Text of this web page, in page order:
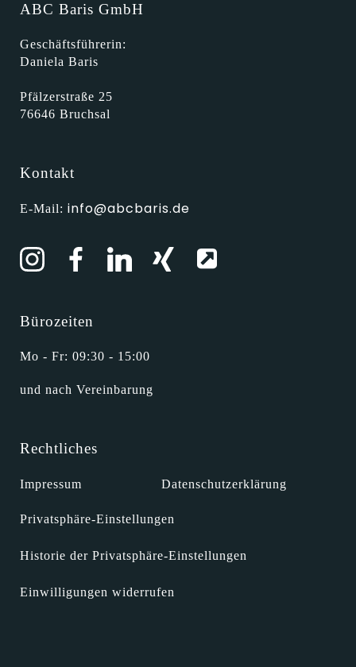
ABC Baris GmbH
Geschäftsführerin:
Daniela Baris
Pfälzerstraße 25
76646 Bruchsal
Kontakt
E-Mail: info@abcbaris.de
Bürozeiten
Mo - Fr: 09:30 - 15:00
und nach Vereinbarung
Rechtliches
Impressum Datenschutzerklärung
Privatsphäre-Einstellungen
Historie der Privatsphäre-Einstellungen
Einwilligungen widerrufen